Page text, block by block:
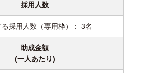
採用人数
採用人数（専用枠）： 3名
助成金額
(一人あたり)